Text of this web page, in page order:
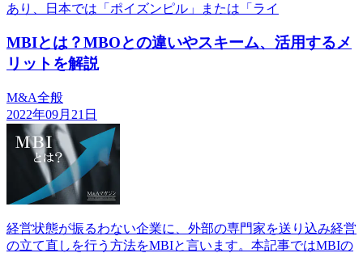
あり、日本では「ポイズンピル」または「ライ
MBIとは？MBOとの違いやスキーム、活用するメ
リットを解説
M&A全般
2022年09月21日
経営状態が振るわない企業に、外部の専門家を送り込み経営
の立て直しを行う方法をMBIと言います。本記事ではMBIの